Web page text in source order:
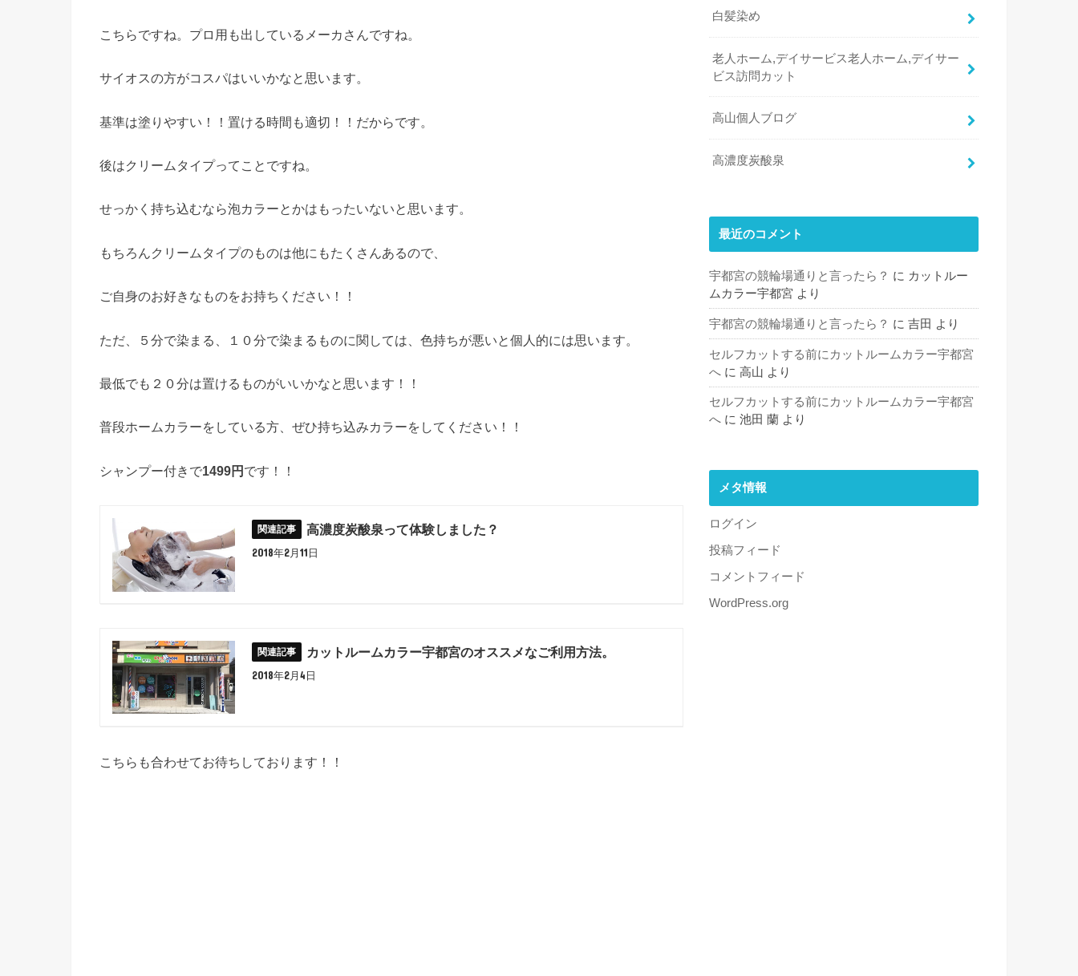
こちらですね。プロ用も出しているメーカさんですね。
サイオスの方がコスパはいいかなと思います。
基準は塗りやすい！！置ける時間も適切！！だからです。
後はクリームタイプってことですね。
せっかく持ち込むなら泡カラーとかはもったいないと思います。
もちろんクリームタイプのものは他にもたくさんあるので、
ご自身のお好きなものをお持ちください！！
ただ、５分で染まる、１０分で染まるものに関しては、色持ちが悪いと個人的には思います。
最低でも２０分は置けるものがいいかなと思います！！
普段ホームカラーをしている方、ぜひ持ち込みカラーをしてください！！
シャンプー付きで1499円 です！！
高濃度炭酸泉って体験しました？
2018年2月11日
カットルームカラー宇都宮のオススメなご利用方法。
2018年2月4日
こちらも合わせてお待ちしております！！
白髪染め
老人ホーム,デイサービス老人ホーム,デイサー
ビス訪問カット
高山個人ブログ
高濃度炭酸泉
最近のコメント
宇都宮の競輪場通りと言ったら？ に カットルー
ムカラー宇都宮 より
宇都宮の競輪場通りと言ったら？ に 吉田 より
セルフカットする前にカットルームカラー宇都宮
へ に 高山 より
セルフカットする前にカットルームカラー宇都宮
へ に 池田 蘭 より
メタ情報
ログイン
投稿フィード
コメントフィード
WordPress.org